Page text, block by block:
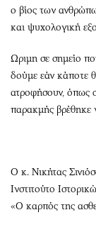
ο βίος των
και ψυχολογική
Ωριμη σε σημείο
δούμε εάν κάποτε
ατροφήσουν, όπως
παρακμής βρέθηκε
Ο κ. Νικήτας
Ινστιτούτο
«Ο καρπός της